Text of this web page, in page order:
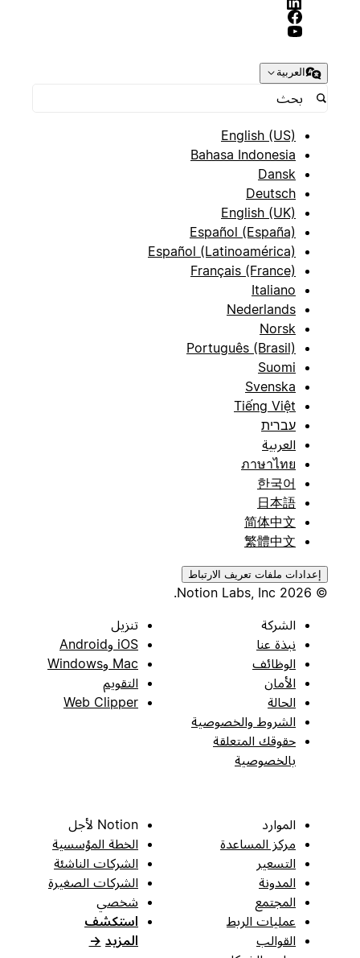
العربية
English (US)
Bahasa Indonesia
Dansk
Deutsch
English (UK)
Español (España)
Español (Latinoamérica)
Français (France)
Italiano
Nederlands
Norsk
Português (Brasil)
Suomi
Svenska
Tiếng Việt
עברית
العربية
ภาษาไทย
한국어
日本語
简体中文
繁體中文
إعدادات ملفات تعريف الارتباط
الشركة
نبذة عنا
الوظائف
الأمان
الحالة
الشروط والخصوصية
حقوقك المتعلقة
بالخصوصية
تنزيل
iOS وAndroid
Mac وWindows
التقويم
Web Clipper
الموارد
مركز المساعدة
التسعير
المدونة
المجتمع
عمليات الربط
القوالب
Notion لأجل
الخطة المؤسسية
الشركات الناشئة
الشركات الصغيرة
شخصي
استكشف
المزيد →